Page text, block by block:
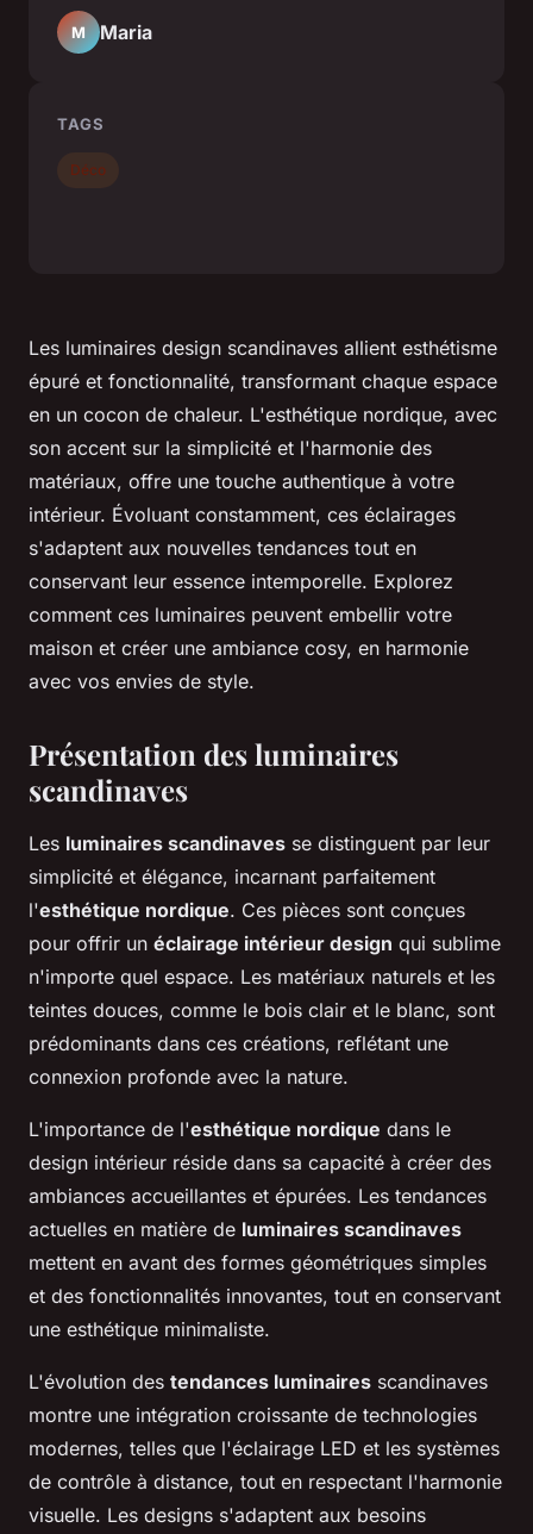
Les luminaires design scandinaves allient esthétisme
épuré et fonctionnalité, transformant chaque espace
en un cocon de chaleur. L'esthétique nordique, avec
son accent sur la simplicité et l'harmonie des
matériaux, offre une touche authentique à votre
intérieur. Évoluant constamment, ces éclairages
s'adaptent aux nouvelles tendances tout en
conservant leur essence intemporelle. Explorez
comment ces luminaires peuvent embellir votre
maison et créer une ambiance cosy, en harmonie
avec vos envies de style.
Présentation des luminaires
scandinaves
Les luminaires scandinaves se distinguent par leur
simplicité et élégance, incarnant parfaitement
l'esthétique nordique. Ces pièces sont conçues
pour offrir un éclairage intérieur design qui sublime
n'importe quel espace. Les matériaux naturels et les
teintes douces, comme le bois clair et le blanc, sont
prédominants dans ces créations, reflétant une
connexion profonde avec la nature.
L'importance de l'esthétique nordique dans le
design intérieur réside dans sa capacité à créer des
ambiances accueillantes et épurées. Les tendances
actuelles en matière de luminaires scandinaves
mettent en avant des formes géométriques simples
et des fonctionnalités innovantes, tout en conservant
une esthétique minimaliste.
L'évolution des tendances luminaires scandinaves
montre une intégration croissante de technologies
modernes, telles que l'éclairage LED et les systèmes
de contrôle à distance, tout en respectant l'harmonie
visuelle. Les designs s'adaptent aux besoins
M Maria
TAGS
Déco